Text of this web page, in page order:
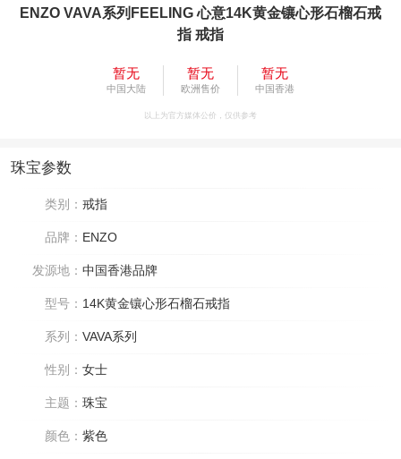
ENZO VAVA系列FEELING 心意14K黄金镶心形石榴石戒
指 戒指
暂无
中国大陆
暂无
欧洲售价
暂无
中国香港
以上为官方媒体公价，仅供参考
珠宝参数
类别： 戒指
品牌： ENZO
发源地： 中国香港品牌
型号： 14K黄金镶心形石榴石戒指
系列： VAVA系列
性别： 女士
主题： 珠宝
颜色： 紫色